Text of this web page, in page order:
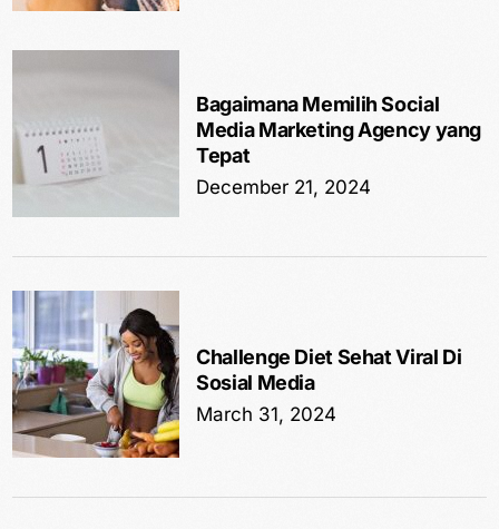
Bagaimana Memilih Social
Media Marketing Agency yang
Tepat
December 21, 2024
Challenge Diet Sehat Viral Di
Sosial Media
March 31, 2024